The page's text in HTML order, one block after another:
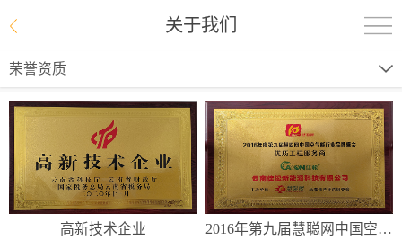
关于我们
荣誉资质
高新技术企业 2016年第九届慧聪网中国空气能...